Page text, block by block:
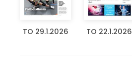
TO 29.1.2026 TO 22.1.2026